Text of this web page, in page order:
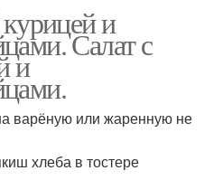
и
Салат с
и
варёную или жаренную не
хлеба в тостере